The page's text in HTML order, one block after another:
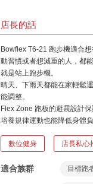
店長的話
Bowflex T6-21 跑步機適合
動習慣或者想減重的人，都
就是站上跑步機。
晴天、下雨天都能在家輕鬆
能調整。
Flex Zone 跑板的避震設計
培養規律運動也能降低身體負
亮點標籤
數位健身 店長私心
適合族群 目標跑